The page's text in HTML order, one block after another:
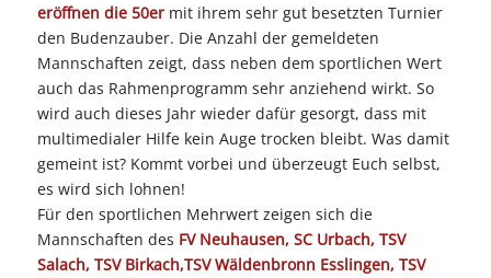
eröffnen die 50ermit ihrem sehr gut besetzten Turnier
den Budenzauber. Die Anzahl der gemeldeten
Mannschaften zeigt, dass neben dem sportlichen Wert
auch das Rahmenprogramm sehr anziehend wirkt. So
wird auch dieses Jahr wieder dafür gesorgt, dass mit
multimedialer Hilfe kein Auge trocken bleibt. Was damit
gemeint ist? Kommt vorbei und überzeugt Euch selbst,
es wird sich lohnen!
Für den sportlichen Mehrwert zeigen sich die
Mannschaften des FV Neuhausen, SC Urbach, TSV
Salach, TSV Birkach,TSV Wäldenbronn Esslingen, TSV